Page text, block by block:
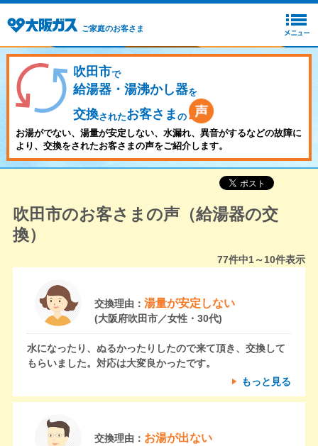
ご家庭のお客さま
吹田市で
給湯器・湯沸かし器を
交換されたお客さま の
お湯がでない、湯量が安定しない、水漏れ、異音がするなどの故障に
より、交換をされたお客さまの声をご紹介します。
吹田市のお客さまの声（給湯器の交
換）
77件中1～10件表示
交換理由： 湯量が安定しない
(大阪府吹田市／女性・30代)
水になったり、ぬるかったりしたので来て頂き、交換して
もらいました。対応は大変良かったです。
もっと見る
交換理由： お湯が出ない